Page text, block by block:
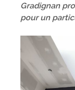
Gradignan
pour un